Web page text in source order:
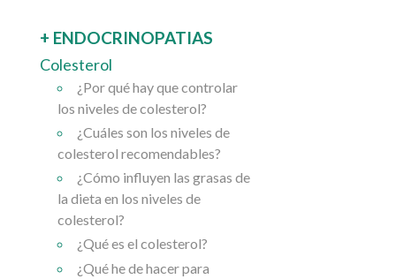
+ ENDOCRINOPATIAS
Colesterol
¿Por qué hay que controlar
los niveles de colesterol?
¿Cuáles son los niveles de
colesterol recomendables?
¿Cómo influyen las grasas de
la dieta en los niveles de
colesterol?
¿Qué es el colesterol?
¿Qué he de hacer para